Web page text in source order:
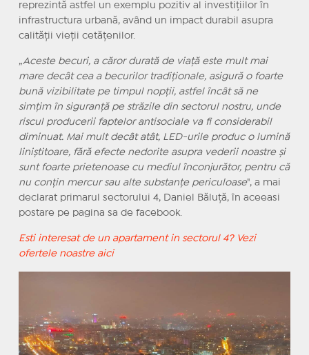
reprezintă astfel un exemplu pozitiv al investițiilor în
infrastructura urbană, având un impact durabil asupra
calității vieții cetățenilor.
„Aceste becuri, a căror durată de viață este mult mai
mare decât cea a becurilor tradiționale, asigură o foarte
bună vizibilitate pe timpul nopții, astfel încât să ne
simțim în siguranță pe străzile din sectorul nostru, unde
riscul producerii faptelor antisociale va fi considerabil
diminuat. Mai mult decât atât, LED-urile produc o lumină
liniștitoare, fără efecte nedorite asupra vederii noastre și
sunt foarte prietenoase cu mediul înconjurător, pentru că
nu conțin mercur sau alte substanțe periculoase", a mai
declarat primarul sectorului 4, Daniel Băluță, în aceeasi
postare pe pagina sa de facebook.
Esti interesat de un apartament in sectorul 4? Vezi
ofertele noastre aici